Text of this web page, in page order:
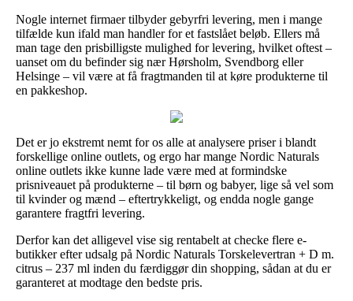
Nogle internet firmaer tilbyder gebyrfri levering, men i mange
tilfælde kun ifald man handler for et fastslået beløb. Ellers må
man tage den prisbilligste mulighed for levering, hvilket oftest –
uanset om du befinder sig nær Hørsholm, Svendborg eller
Helsinge – vil være at få fragtmanden til at køre produkterne til
en pakkeshop.
Det er jo ekstremt nemt for os alle at analysere priser i blandt
forskellige online outlets, og ergo har mange Nordic Naturals
online outlets ikke kunne lade være med at formindske
prisniveauet på produkterne – til børn og babyer, lige så vel som
til kvinder og mænd – eftertrykkeligt, og endda nogle gange
garantere fragtfri levering.
Derfor kan det alligevel vise sig rentabelt at checke flere e-
butikker efter udsalg på Nordic Naturals Torskelevertran + D m.
citrus – 237 ml inden du færdiggør din shopping, sådan at du er
garanteret at modtage den bedste pris.